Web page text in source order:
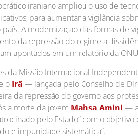
iraniano ampliou o uso de
para aumentar a vigilância
A modernização das formas de
da repressão do regime a
apontados em um relatório da
da Missão Internacional
o Irã — lançada pelo Conselho de
da repressão do governo aos
a morte da jovem Mahsa Amini —
pelo Estado” com o
e impunidade sistemática”.